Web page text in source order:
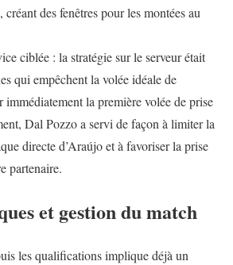
créant des fenêtres pour les montées au
ciblée : la stratégie sur le serveur était
qui empêchent la volée idéale de
immédiatement la première volée de prise
Dal Pozzo a servi de façon à limiter la
directe d’Araújo et à favoriser la prise
partenaire.
et gestion du match
les qualifications implique déjà un